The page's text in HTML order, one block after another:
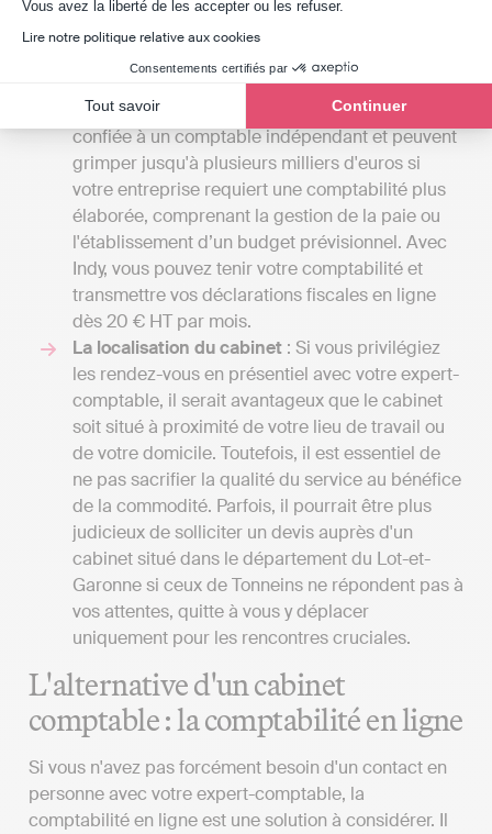
Vous avez la liberté de les accepter ou les refuser.
Lire notre politique relative aux cookies
Consentements certifiés par
Tout savoir Continuer
vision d'ensemble des différentes prestations
disponibles à Tonneins.
: Les frais des cabinets d'experts-
comptables peuvent commencer entre 1000 et
2000 euros par an pour une petite mission
confiée à un comptable indépendant et peuvent
grimper jusqu'à plusieurs milliers d'euros si
votre entreprise requiert une comptabilité plus
élaborée, comprenant la gestion de la paie ou
l'établissement d’un budget prévisionnel. Avec
Indy, vous pouvez tenir votre comptabilité et
transmettre vos déclarations fiscales en ligne
dès 20 € HT par mois.
La localisation du cabinet : Si vous privilégiez
les rendez-vous en présentiel avec votre expert-
comptable, il serait avantageux que le cabinet
soit situé à proximité de votre lieu de travail ou
de votre domicile. Toutefois, il est essentiel de
ne pas sacrifier la qualité du service au bénéfice
de la commodité. Parfois, il pourrait être plus
judicieux de solliciter un devis auprès d'un
cabinet situé dans le département du Lot-et-
Garonne si ceux de Tonneins ne répondent pas à
vos attentes, quitte à vous y déplacer
uniquement pour les rencontres cruciales.
L'alternative d'un cabinet
comptable : la comptabilité en ligne
Si vous n'avez pas forcément besoin d'un contact en
personne avec votre expert-comptable, la
comptabilité en ligne est une solution à considérer. Il